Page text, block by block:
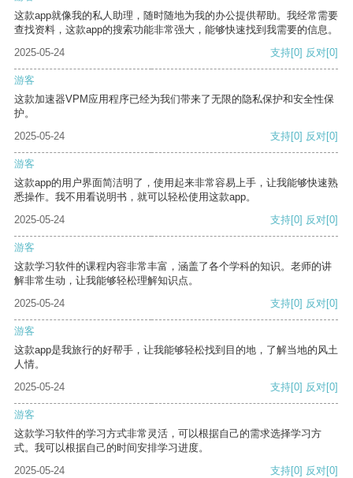
这款app就像我的私人助理，随时随地为我的办公提供帮助。我经常需要
查找资料，这款app的搜索功能非常强大，能够快速找到我需要的信息。
2025-05-24
支持[0] 反对[0]
游客
这款加速器VPM应用程序已经为我们带来了无限的隐私保护和安全性保
护。
2025-05-24
支持[0] 反对[0]
游客
这款app的用户界面简洁明了，使用起来非常容易上手，让我能够快速熟
悉操作。我不用看说明书，就可以轻松使用这款app。
2025-05-24
支持[0] 反对[0]
游客
这款学习软件的课程内容非常丰富，涵盖了各个学科的知识。老师的讲
解非常生动，让我能够轻松理解知识点。
2025-05-24
支持[0] 反对[0]
游客
这款app是我旅行的好帮手，让我能够轻松找到目的地，了解当地的风土
人情。
2025-05-24
支持[0] 反对[0]
游客
这款学习软件的学习方式非常灵活，可以根据自己的需求选择学习方
式。我可以根据自己的时间安排学习进度。
2025-05-24
支持[0] 反对[0]